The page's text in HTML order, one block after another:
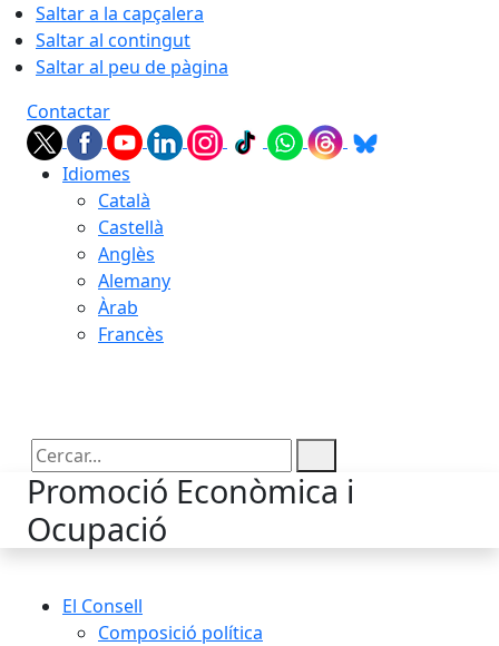
Saltar a la capçalera
Saltar al contingut
Saltar al peu de pàgina
Contactar
Idiomes
Català
Castellà
Anglès
Alemany
Àrab
Francès
Cercar:
Promoció Econòmica i
Ocupació
El Consell
Composició política